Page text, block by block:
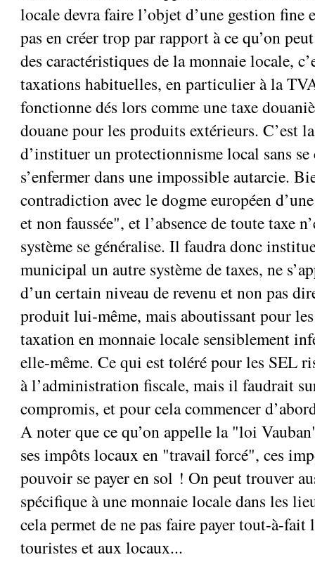
locale devra faire l’objet d’une gestion fine
pas en créer trop par rapport à ce qu’on
des caractéristiques de la monnaie locale,
taxations habituelles, en particulier à la
fonctionne dés lors comme une taxe
douane pour les produits extérieurs. C’est
d’instituer un protectionnisme local sans
s’enfermer dans une impossible autarcie.
contradiction avec le dogme européen
et non faussée", et l’absence de toute taxe
système se généralise. Il faudra donc
municipal un autre système de taxes, ne
d’un certain niveau de revenu et non pas
produit lui-même, mais aboutissant pour
taxation en monnaie locale sensiblement
elle-même. Ce qui est toléré pour les SEL
à l’administration fiscale, mais il faudrait
compromis, et pour cela commencer
A noter que ce qu’on appelle la "loi
ses impôts locaux en "travail forcé", ces
pouvoir se payer en sol ! On peut trouver
spécifique à une monnaie locale dans les
cela permet de ne pas faire payer tout-à-
touristes et aux locaux...